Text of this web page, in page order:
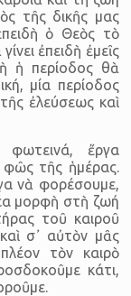
τῆς δικῆς μας
ὁ Θεὸς τὸ
ἐπειδὴ ἐμεῖς
ἡ περίοδος θὰ
μία περίοδος
ἐλεύσεως καὶ
ἔργα
φῶς τῆς ἡμέρας.
νὰ φορέσουμε,
μορφὴ στὴ ζωή
τοῦ καιροῦ
σ᾿ αὐτὸν μᾶς
τὸν καιρὸ
κάτι,